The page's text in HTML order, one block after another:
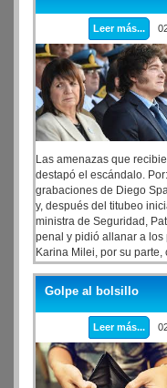
Leer más...
Las amenazas que
destapó el escándalo.
grabaciones de Diego
y, después del titubeo
ministra de Seguridad,
penal y pidió allanar a
Karina Milei, por su
evitar que se continúe
contraofensiva llegó y
el escándalo
Golpe al bolsillo
Leer más...